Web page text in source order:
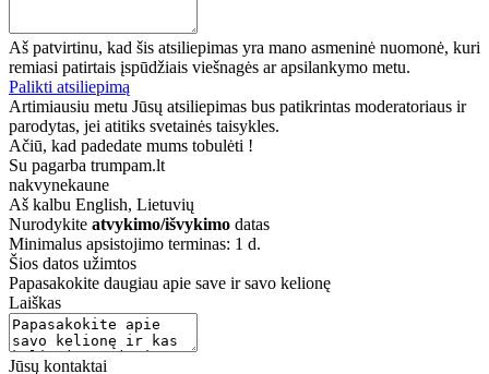
Aš patvirtinu, kad šis atsiliepimas yra mano asmeninė nuomonė, kuri
remiasi patirtais įspūdžiais viešnagės ar apsilankymo metu.
Palikti atsiliepimą
Artimiausiu metu Jūsų atsiliepimas bus patikrintas moderatoriaus ir
parodytas, jei atitiks svetainės taisykles.
Ačiū, kad padedate mums tobulėti !
Su pagarba trumpam.lt
nakvynekaune
Aš kalbu English, Lietuvių
Nurodykite atvykimo/išvykimo datas
Minimalus apsistojimo terminas: 1 d.
Šios datos užimtos
Papasakokite daugiau apie save ir savo kelionę
Laiškas
Jūsų kontaktai